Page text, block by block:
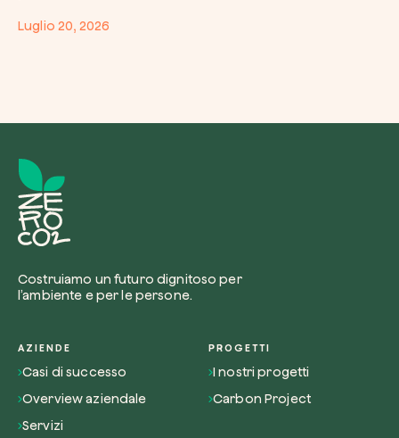
Luglio 20, 2026
Costruiamo un futuro dignitoso per
l’ambiente e per le persone.
AZIENDE
Casi di successo
Overview aziendale
Servizi
PROGETTI
I nostri progetti
Carbon Project